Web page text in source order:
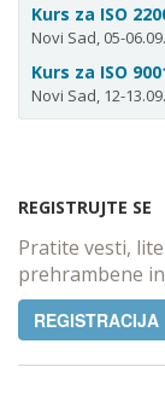
Kurs za ISO
Novi Sad, 05-
Kurs za ISO
Novi Sad, 12-
REGISTRUJTE SE
Pratite vesti,
prehrambene
REGISTRACIJA